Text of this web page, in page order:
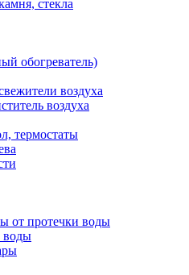
стекла
обогреватель)
воздуха
воздуха
термостаты
от протечки воды
воды